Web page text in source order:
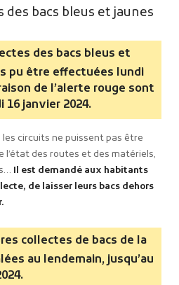
des bacs bleus et jaunes
des bacs bleus et
pu être effectuées lundi
de l’alerte rouge sont
16 janvier 2024.
les circuits ne puissent pas être
l’état des routes et des matériels,
Il est demandé aux habitants
de laisser leurs bacs dehors
collectes de bacs de la
au lendemain, jusqu’au